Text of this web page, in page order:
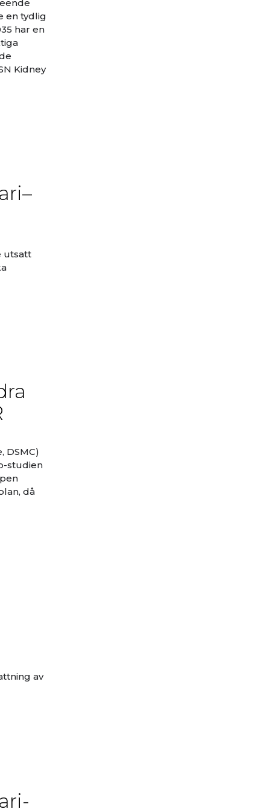
en tydlig
har en
Kidney
utsatt
DSMC)
studien
då
av